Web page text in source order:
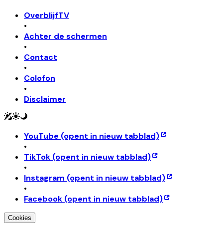
OverblijfTV
•
Achter de schermen
•
Contact
•
Colofon
•
Disclaimer
YouTube (opent in nieuw tabblad)
•
TikTok (opent in nieuw tabblad)
•
Instagram (opent in nieuw tabblad)
•
Facebook (opent in nieuw tabblad)
Cookies